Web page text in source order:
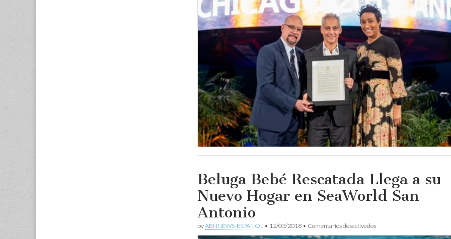
Nueno
Record
de
Turistas
en
Primer
Trimestre
de
2018
Beluga Bebé Rescatada Llega a su
Nuevo Hogar en SeaWorld San
Antonio
byABNNEWS-ESPANOL • 12/03/2018 • Comentarios desactivadosen